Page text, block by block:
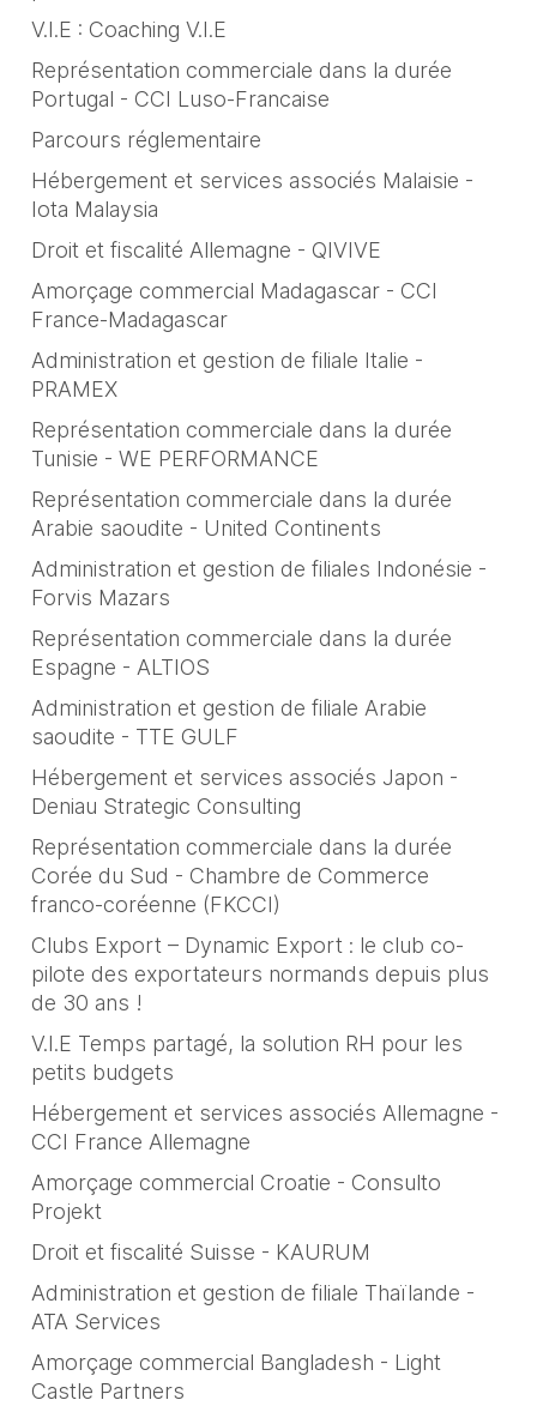
V.I.E : Coaching V.I.E
Représentation commerciale dans la durée
Portugal - CCI Luso-Francaise
Parcours réglementaire
Hébergement et services associés Malaisie -
Iota Malaysia
Droit et fiscalité Allemagne - QIVIVE
Amorçage commercial Madagascar - CCI
France-Madagascar
Administration et gestion de filiale Italie -
PRAMEX
Représentation commerciale dans la durée
Tunisie - WE PERFORMANCE
Représentation commerciale dans la durée
Arabie saoudite - United Continents
Administration et gestion de filiales Indonésie -
Forvis Mazars
Représentation commerciale dans la durée
Espagne - ALTIOS
Administration et gestion de filiale Arabie
saoudite - TTE GULF
Hébergement et services associés Japon -
Deniau Strategic Consulting
Représentation commerciale dans la durée
Corée du Sud - Chambre de Commerce
franco-coréenne (FKCCI)
Clubs Export – Dynamic Export : le club co-
pilote des exportateurs normands depuis plus
de 30 ans !
V.I.E Temps partagé, la solution RH pour les
petits budgets
Hébergement et services associés Allemagne -
CCI France Allemagne
Amorçage commercial Croatie - Consulto
Projekt
Droit et fiscalité Suisse - KAURUM
Administration et gestion de filiale Thaïlande -
ATA Services
Amorçage commercial Bangladesh - Light
Castle Partners